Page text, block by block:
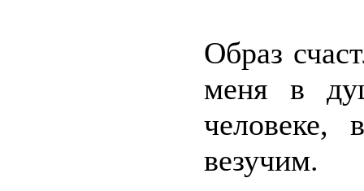
Образ
меня в
человеке,
везучим.